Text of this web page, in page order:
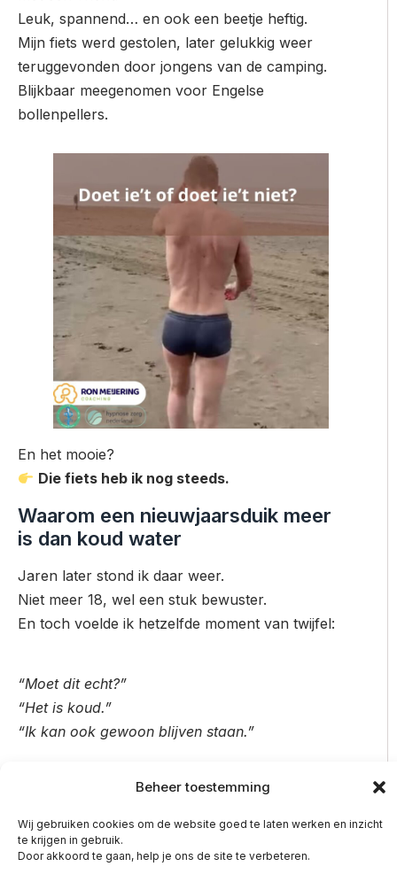
Beheer toestemming
Wij gebruiken cookies om de website goed te laten werken en inzicht
te krijgen in gebruik.
Door akkoord te gaan, help je ons de site te verbeteren.
Leuk, spannend… en ook een beetje heftig.
Mijn fiets werd gestolen, later gelukkig weer
teruggevonden door jongens van de camping.
Blijkbaar meegenomen voor Engelse
bollenpellers.
En het mooie?
Die fiets heb ik nog steeds.
Waarom een nieuwjaarsduik meer
is dan koud water
Jaren later stond ik daar weer.
Niet meer 18, wel een stuk bewuster.
En toch voelde ik hetzelfde moment van twijfel:
“Moet dit echt?”
“Het is koud.”
“Ik kan ook gewoon blijven staan.”
Want groei gebeurt zelden als alles comfortabel
voelt.
Groei begint buiten je comfortzone